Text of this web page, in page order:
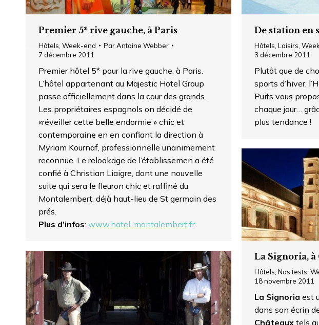
Premier 5* rive gauche, à Paris
Hôtels Week-end ParAntoine Webber
7 décembre 2011
Premier hôtel 5* pour la rive gauche, à Paris.
L’hôtel appartenant au Majestic Hotel Group
passe officiellement dans la cour des grands.
Les propriétaires espagnols on décidé de
«réveiller cette belle endormie » chic et
contemporaine en en confiant la direction à
Myriam Kournaf, professionnelle unanimement
reconnue. Le relookage de l’établissemen a été
confié à Christian Liaigre, dont une nouvelle
suite qui sera le fleuron chic et raffiné du
Montalembert, déjà haut-lieu de St germain des
prés.
Plus d’infos: www.hotel-montalembert.fr
De station en
Hôtels Loisirs
3 décembre 2011
Plutôt que de
sports d’hiver,
Puits vous
chaque jour…
plus tendance !
La Signoria, à
Hôtels Nos tests
18 novembre 2011
La Signoria est
dans son écrin
Châteaux tels